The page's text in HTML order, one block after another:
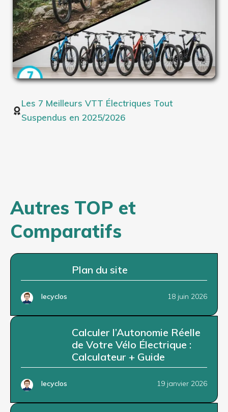
Les 7 Meilleurs VTT Électriques Tout
Suspendus en 2025/2026
Autres TOP et
Comparatifs
Plan du site
lecyclos 18 juin 2026
Calculer l’Autonomie Réelle
de Votre Vélo Électrique :
Calculateur + Guide
lecyclos 19 janvier 2026